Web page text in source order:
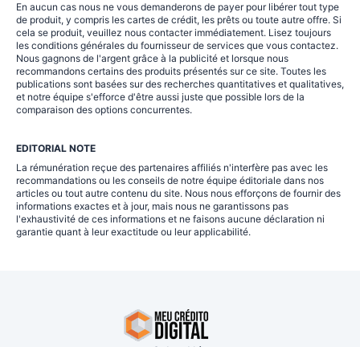
En aucun cas nous ne vous demanderons de payer pour libérer tout type
de produit, y compris les cartes de crédit, les prêts ou toute autre offre. Si
cela se produit, veuillez nous contacter immédiatement. Lisez toujours
les conditions générales du fournisseur de services que vous contactez.
Nous gagnons de l'argent grâce à la publicité et lorsque nous
recommandons certains des produits présentés sur ce site. Toutes les
publications sont basées sur des recherches quantitatives et qualitatives,
et notre équipe s'efforce d'être aussi juste que possible lors de la
comparaison des options concurrentes.
EDITORIAL NOTE
La rémunération reçue des partenaires affiliés n'interfère pas avec les
recommandations ou les conseils de notre équipe éditoriale dans nos
articles ou tout autre contenu du site. Nous nous efforçons de fournir des
informations exactes et à jour, mais nous ne garantissons pas
l'exhaustivité de ces informations et ne faisons aucune déclaration ni
garantie quant à leur exactitude ou leur applicabilité.